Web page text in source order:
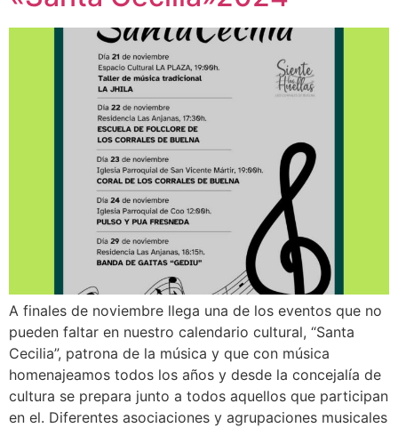
A finales de noviembre llega una de los eventos que no
pueden faltar en nuestro calendario cultural, “Santa
Cecilia”, patrona de la música y que con música
homenajeamos todos los años y desde la concejalía de
cultura se prepara junto a todos aquellos que participan
en el. Diferentes asociaciones y agrupaciones musicales